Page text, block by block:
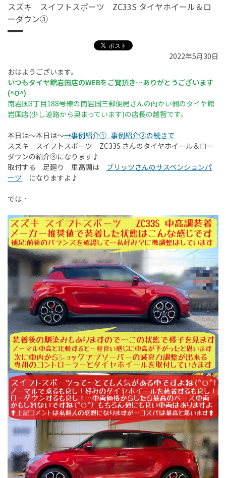
スズキ スイフトスポーツ ZC33S タイヤホイール＆ロ
ーダウン③
2022年5月30日
おはようございます。
いつもタイヤ館岩国店のWEBをご覧頂き…ありがとうございます
(^O^)
南岩国3丁目188号線の南岩国三郵便局さんの向かい側のタイヤ館
岩国店(少し道路から奥まっています)の店長の越智です。
本日は〜本日は〜→事例紹介① 事例紹介②の続きで
スズキ スイフトスポーツ ZC33S さんのタイヤホイール＆ロー
ダウンの紹介③になります♪
取付する 足廻り 車高調は ブリッツさんのサスペンションパ
ーツ になりますよ♪
では…